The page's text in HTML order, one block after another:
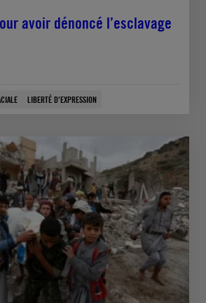
avoir dénoncé l’esclavage
LIBERTÉ D'EXPRESSION